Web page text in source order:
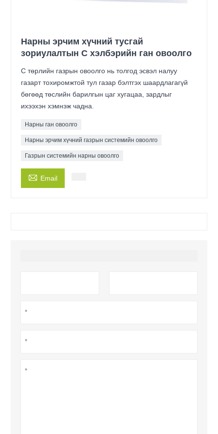
Нарны эрчим хүчний тусгай
зориулалтын C хэлбэрийн ган овоолго
C төрлийн газрын овоолго нь толгод эсвэл налуу
газарт тохиромжтой тул газар бэлтгэх шаардлагагүй
бөгөөд төслийн барилгын цаг хугацаа, зардлыг
ихээхэн хэмнэж чадна.
Нарны ган овоолго
Нарны эрчим хүчний газрын системийн овоолго
Газрын системийн нарны овоолго
 Email